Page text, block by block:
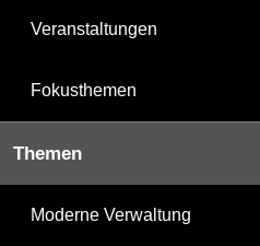
Veranstaltungen
Fokusthemen
Themen
Moderne Verwaltung